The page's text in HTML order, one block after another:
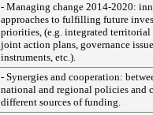
- Managing change 2014-2020:
approaches to fulfilling future
priorities, (e.g. integrated territorial
joint action plans, governance
instruments, etc.).
- Synergies and cooperation:
national and regional policies and
different sources of funding.